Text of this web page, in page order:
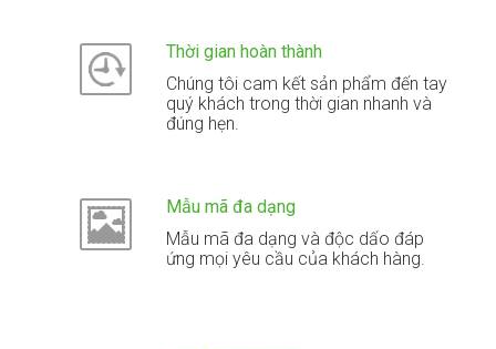
Thời gian hoàn thành
Chúng tôi cam kết sản phẩm đến tay
quý khách trong thời gian nhanh và
đúng hẹn.
Mẫu mã đa dạng
Mẫu mã đa dạng và độc dấo đáp
ứng mọi yêu cầu của khách hàng.